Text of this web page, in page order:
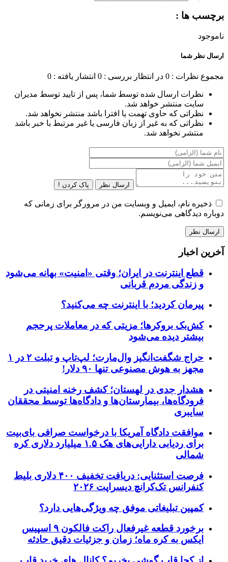
برچسب ها :
ناموجود
ارسال نظر شما
مجموع نظرات : 0 در انتظار بررسی : 0 انتشار یافته : 0
نظرات ارسال شده توسط شما، پس از تایید توسط مدیران
سایت منتشر خواهد شد.
نظراتی که حاوی تهمت یا افترا باشد منتشر نخواهد شد.
نظراتی که به غیر از زبان فارسی یا غیر مرتبط با خبر باشد
منتشر نخواهد شد.
ارسال نظر پاک کردن !
ذخیره نام، ایمیل و وبسایت من در مرورگر برای زمانی که
دوباره دیدگاهی می‌نویسم.
آخرین اخبار
قطع اینترنت در ایران؛ وقتی «امنیت» بهانه می‌شود
و زندگی مردم قربانی
پیرمان کردید؛ با اینترنت چه می‌کنید؟
کش‌بک بروکرها؛ مزیتی که در معاملات پرحجم
بیشتر دیده می‌شود
حراج شگفت‌انگیز وال‌مارت؛ لپ‌تاپ و تبلت ۲ در ۱
مجهز به هوش مصنوعی تنها ۹۰ دلار!
هشدار جدی در لهستان؛ کشف رخنه امنیتی در
فرودگاه‌ها، بیمارستان‌ها و دادگاه‌ها توسط محققان
سایبری
موافقت دادگاه آمریکا با درخواست صرافی بای‌بیت
برای ردیابی دارایی‌های هک ۱.۵ میلیارد دلاری کره
شمالی
فرصت استثنایی: دریافت تخفیف ۴۰۰ دلاری بلیط
کنفرانس تک‌کرانچ دیسراپت ۲۰۲۶
کمپین تبلیغاتی موفق چه ویژگی‌هایی دارد؟
برخورد قطعه غیرفعال راکت فالکون ۹ اسپیس
ایکس به کره ماه؛ زمان و جزئیات دقیق حادثه